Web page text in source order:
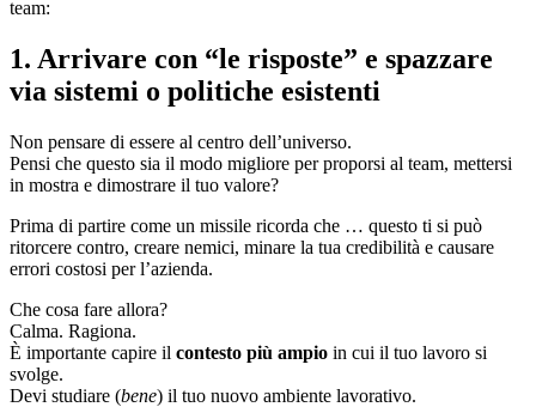
team:
1. Arrivare con “le risposte” e spazzare
via sistemi o politiche esistenti
Non pensare di essere al centro dell’universo.
Pensi che questo sia il modo migliore per proporsi al team, mettersi
in mostra e dimostrare il tuo valore?
Prima di partire come un missile ricorda che … questo ti si può
ritorcere contro, creare nemici, minare la tua credibilità e causare
errori costosi per l’azienda.
Che cosa fare allora?
Calma. Ragiona.
È importante capire il contesto più ampio in cui il tuo lavoro si
svolge.
Devi studiare (bene) il tuo nuovo ambiente lavorativo.